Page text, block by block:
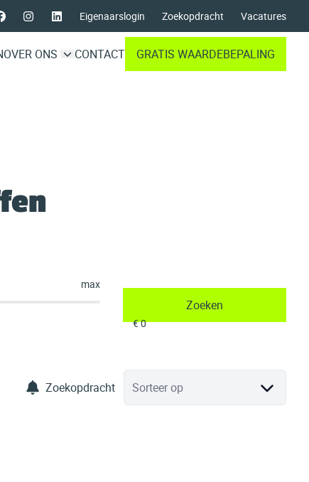
Eigenaarslogin Zoekopdracht Vacatures
OVER ONS CONTACT GRATIS WAARDEBEPALING
max
Zoeken
Zoekopdracht Sorteer op